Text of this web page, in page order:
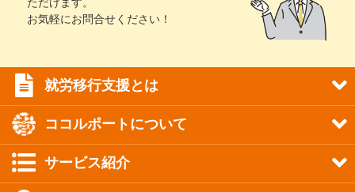
ただけます。
お気軽にお問合せください！
就労移行支援とは
ココルポートについて
サービス紹介